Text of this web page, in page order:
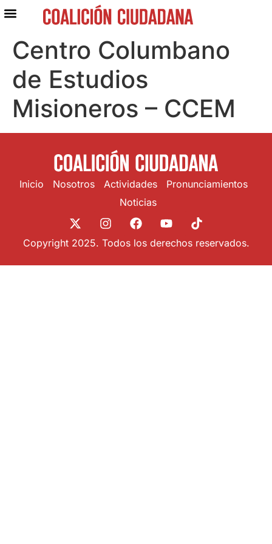
Centro Columbano
de Estudios
Misioneros – CCEM
Inicio Nosotros Actividades
Pronunciamientos
Noticias
Copyright 2025. Todos los derechos reservados.